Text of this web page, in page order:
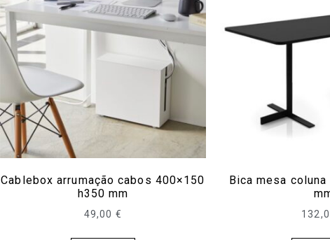
Cablebox arrumação cabos 400×150
h350 mm
49,00 €
Bica mesa